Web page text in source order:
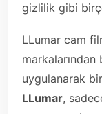
gizlilik gibi
LLumar cam
markalarından
uygulanarak
LLumar,